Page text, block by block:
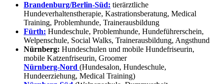
Brandenburg/Berlin-Süd: tierärztliche
Hundeverhaltenstherapie, Kastrationsberatung, Medical
Training, Problemhunde, Trainerausbildung
Fürth: Hundeschule, Problemhunde, Hundeführerschein,
Welpenschule, Social Walks, Trainerausbildung, Angsthund
Nürnberg: Hundeschulen und mobile Hundefriseurin,
mobile Katzenfriseurin, Groomer
Nürnberg-Nord (Hundesalon, Hundeschule,
Hundeerziehung, Medical Training)